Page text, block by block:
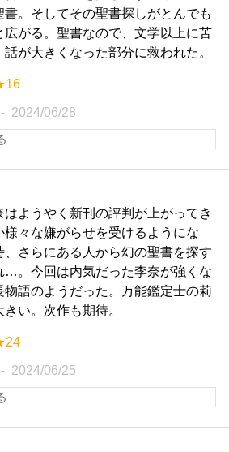
書。そしてその聖書探しがとんでも
広がる。聖書なので、文学以上に苦
が大きくなった部分に救われた。
2024/06/28
はようやく新刊の評判が上がってき
様々な嫌がらせを受けるようにな
、さらにある人から幻の聖書を探す
…。今回は内気だった李奈が強くな
物語のようだった。万能鑑定士の莉
い。次作も期待。
2024/06/25